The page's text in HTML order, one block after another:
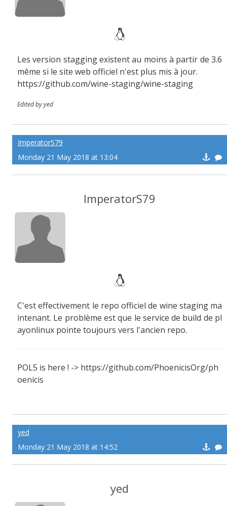
Les version stagging existent au moins à partir de 3.6
même si le site web officiel n'est plus mis à jour.
https://github.com/wine-staging/wine-staging
Edited by yed
ImperatorS79
Monday 21 May 2018 at 13:04
ImperatorS79
C'est effectivement le repo officiel de wine staging ma
intenant. Le problème est que le service de build de pl
ayonlinux pointe toujours vers l'ancien repo.
POL5 is here ! -> https://github.com/PhoenicisOrg/ph
oenicis
yed
Monday 21 May 2018 at 14:52
yed